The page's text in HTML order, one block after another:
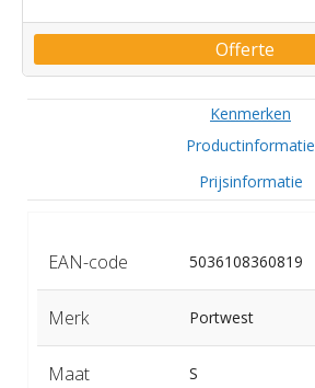
Offerte
Kenmerken
Productinformatie
Prijsinformatie
EAN-code 5036108360819
Merk Portwest
Maat S